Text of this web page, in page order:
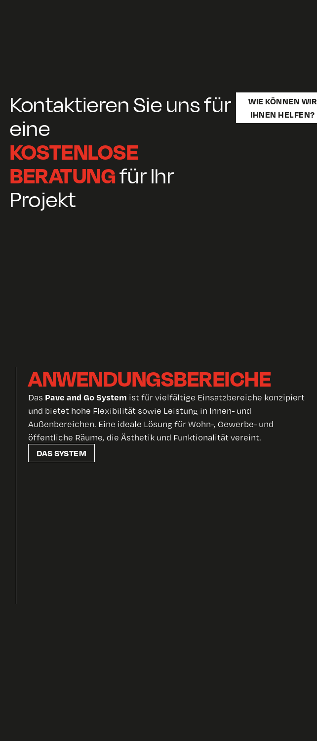
Kontaktieren Sie uns für
eine
KOSTENLOSE
BERATUNGfür Ihr
Projekt
WIE KÖNNEN WIR
IHNEN HELFEN?
ANWENDUNGSBEREICHE
Das Pave and Go System ist für vielfältige Einsatzbereiche konzipiert
und bietet hohe Flexibilität sowie Leistung in Innen- und
Außenbereichen. Eine ideale Lösung für Wohn-, Gewerbe- und
öffentliche Räume, die Ästhetik und Funktionalität vereint.
DAS SYSTEM